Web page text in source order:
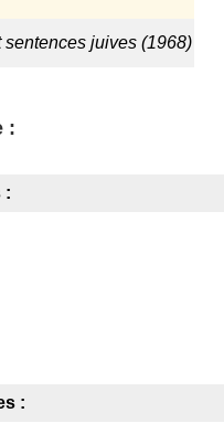
sentences juives (1968)
:
:
: